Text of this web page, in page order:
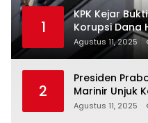
1
KPK Kejar
Korupsi Dana
Trenggalek
Agustus 11, 2025
2
Presiden
Marinir Unjuk
Struktur Baru
Agustus 11, 2025